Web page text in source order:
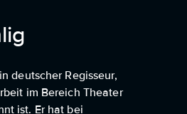
deutscher Regisseur,
im Bereich Theater
ist. Er hat bei